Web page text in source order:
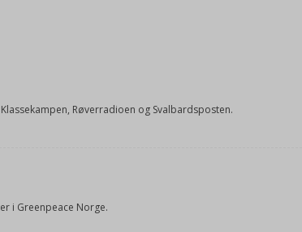
Røverradioen og Svalbardsposten.
i Greenpeace Norge.